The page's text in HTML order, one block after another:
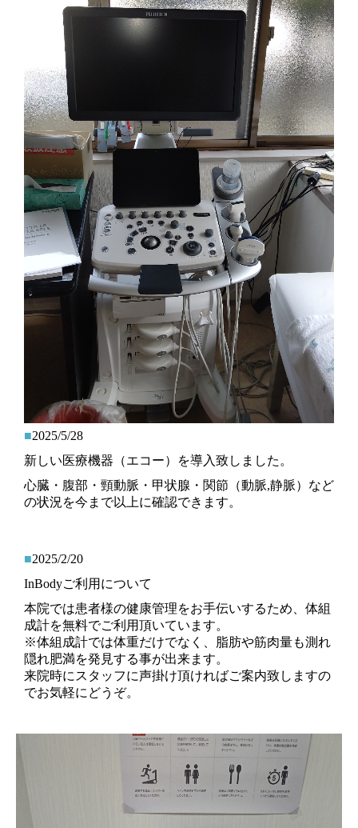
■2025/5/28
新しい医療機器（エコー）を導入致しました。
心臓・腹部・頸動脈・甲状腺・関節（動脈,静脈）など
の状況を今まで以上に確認できます。
■2025/2/20
InBodyご利用について
本院では患者様の健康管理をお手伝いするため、体組
成計を無料でご利用頂いています。
※体組成計では体重だけでなく、脂肪や筋肉量も測れ
隠れ肥満を発見する事が出来ます。
来院時にスタッフに声掛け頂ければご案内致しますの
でお気軽にどうぞ。